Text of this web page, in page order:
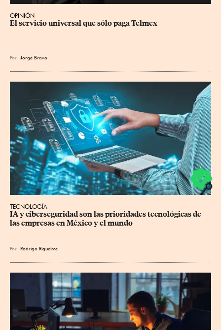
OPINIÓN
El servicio universal que sólo paga Telmex
Por Jorge Bravo
TECNOLOGÍA
IA y ciberseguridad son las prioridades tecnológicas de
las empresas en México y el mundo
Por Rodrigo Riquelme